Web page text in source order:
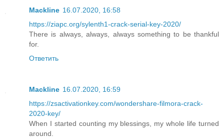
Mackline 16.07.2020, 16:58
https://ziapc.org/sylenth1-crack-serial-key-2020/
There is always, always, always something to be thankful
for.
Ответить
Mackline 16.07.2020, 16:59
https://zsactivationkey.com/wondershare-filmora-crack-
2020-key/
When I started counting my blessings, my whole life turned
around.